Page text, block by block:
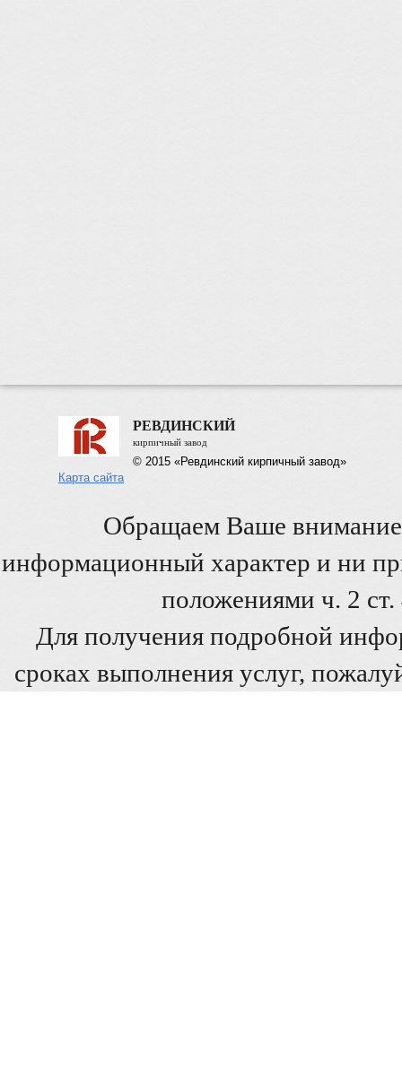
РЕВДИНСКИЙ
кирпичный завод
© 2015 «Ревдинский кирпичный завод»
Карта сайта
Обращаем Ваше внимание
информационный характер и ни
положениями ч. 2
Для получения подробной
сроках выполнения услуг,